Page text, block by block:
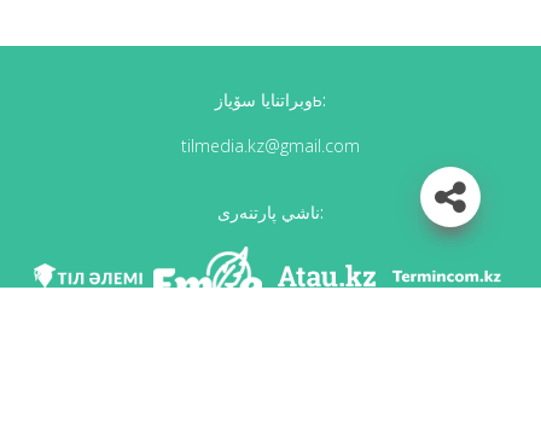
وبراتنايا سۆيازь:
tilmedia.kz@gmail.com
ناشي پارتنەرى: